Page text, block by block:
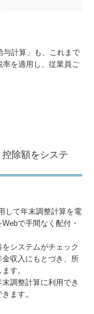
与計算」も、これまで
率を適用し、従業員ご
除額をシステ
して年末調整計算を電
で手間なく配付・
システムがチェック
収入にもとづき、所
す。
調整計算に利用でき
ます。